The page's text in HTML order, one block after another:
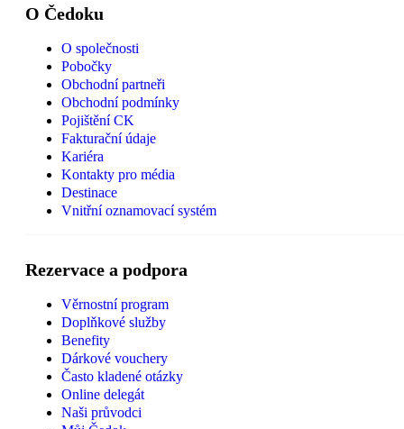
O Čedoku
O společnosti
Pobočky
Obchodní partneři
Obchodní podmínky
Pojištění CK
Fakturační údaje
Kariéra
Kontakty pro média
Destinace
Vnitřní oznamovací systém
Rezervace a podpora
Věrnostní program
Doplňkové služby
Benefity
Dárkové vouchery
Často kladené otázky
Online delegát
Naši průvodci